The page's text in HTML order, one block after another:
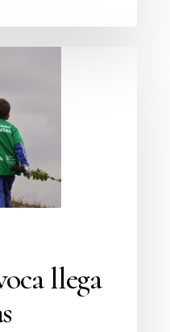
llega